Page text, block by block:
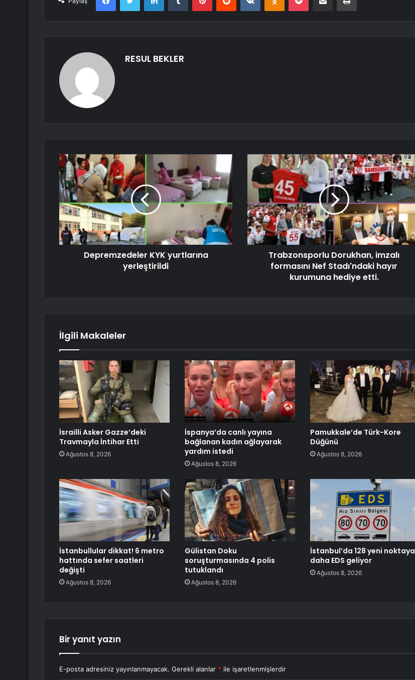
RESUL BEKLER
Depremzedeler KYK yurtlarına
yerleştirildi
Trabzonsporlu Dorukhan, imzalı
formasını Nef Stadı'ndaki hayır
kurumuna hediye etti.
İlgili Makaleler
İsrailli Asker Gazze’deki
Travmayla İntihar Etti
Ağustos 8, 2026
İspanya’da canlı yayına
bağlanan kadın ağlayarak
yardım istedi
Ağustos 8, 2026
Pamukkale’de Türk-Kore
Düğünü
Ağustos 8, 2026
İstanbullular dikkat! 6 metro
hattında sefer saatleri
değişti
Ağustos 8, 2026
Gülistan Doku
soruşturmasında 4 polis
tutuklandı
Ağustos 8, 2026
İstanbul’da 128 yeni noktaya
daha EDS geliyor
Ağustos 8, 2026
Bir yanıt yazın
E-posta adresiniz yayınlanmayacak. Gerekli alanlar * ile işaretlenmişlerdir